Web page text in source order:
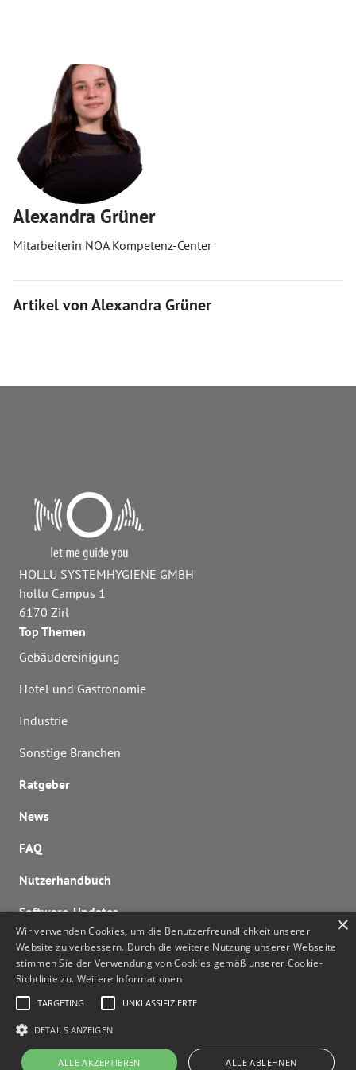
Alexandra Grüner
Mitarbeiterin NOA Kompetenz-Center
Artikel von Alexandra Grüner
HOLLU SYSTEMHYGIENE GMBH
hollu Campus 1
6170 Zirl
Top Themen
Gebäudereinigung
Hotel und Gastronomie
Industrie
Sonstige Branchen
Ratgeber
News
FAQ
Nutzerhandbuch
Software-Updates
Lizenzen berechnen
Kontaktieren Sie uns
×
Wir verwenden Cookies, um die Benutzerfreundlichkeit unserer
Website zu verbessern. Durch die weitere Nutzung unserer Webseite
stimmen Sie der Verwendung von Cookies gemäß unserer Cookie-
Richtlinie zu. Weitere Informationen
TARGETING UNKLASSIFIZIERTE
DETAILS ANZEIGEN
ALLE AKZEPTIEREN ALLE ABLEHNEN